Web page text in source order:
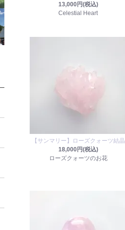
13,000円(税込)
Celestial Heart
【サンマリー】ローズクォーツ結晶
18,000円(税込)
ローズクォーツのお花